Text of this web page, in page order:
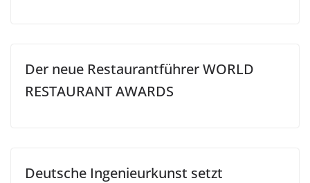
Der neue Restaurantführer WORLD
RESTAURANT AWARDS
Deutsche Ingenieurkunst setzt